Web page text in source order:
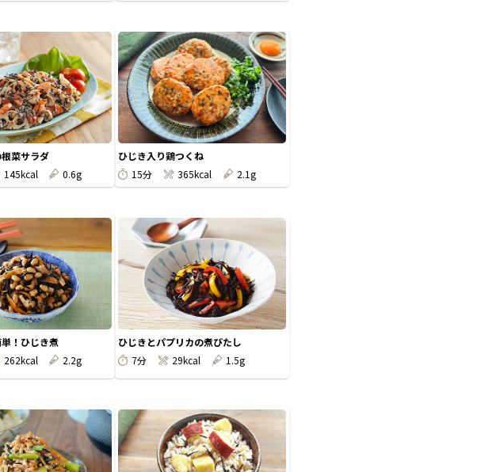
菜サラダ
145kcal 0.6g
ひじき入り鶏つくね
15分
365kcal 2.1g
！ひじき煮
262kcal 2.2g
ひじきとパプリカの煮びたし
7分
29kcal 1.5g